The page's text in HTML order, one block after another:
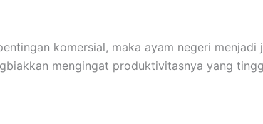
komersial, maka ayam negeri menjadi
mengingat produktivitasnya yang